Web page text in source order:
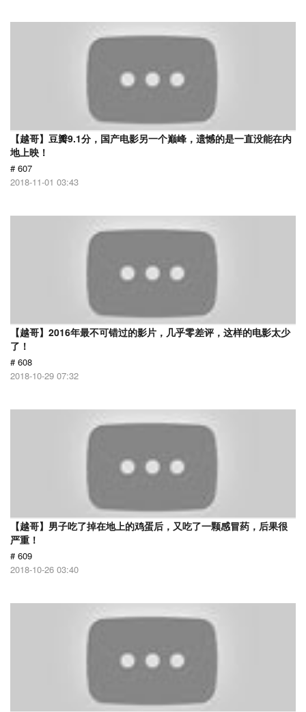
【越哥】豆瓣9.1分，国产电影另一个巅峰，遗憾的是一直没能在内
地上映！
# 607
2018-11-01 03:43
【越哥】2016年最不可错过的影片，几乎零差评，这样的电影太少
了！
# 608
2018-10-29 07:32
【越哥】男子吃了掉在地上的鸡蛋后，又吃了一颗感冒药，后果很
严重！
# 609
2018-10-26 03:40